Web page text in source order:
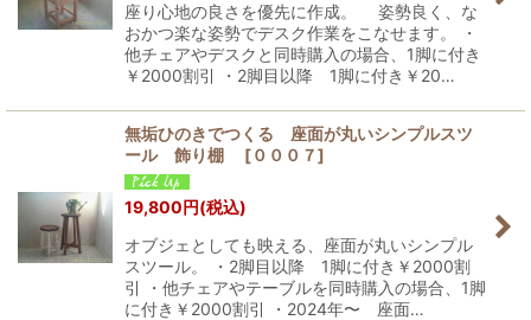
座り心地の良さを優先に作成。 姿勢良く、な
おかつ楽な姿勢でデスク作業をこなせます。 ・
他チェアやデスクと同時購入の場合、1脚に付き
￥2000割引 ・2脚目以降 1脚に付き￥20…
無垢ひのきでつくる 座面が丸いシンプルスツ
ール 飾り棚
[０００７]
19,800円(税込)
オブジェとしても映える、座面が丸いシンプル
スツール。 ・2脚目以降 1脚に付き￥2000割
引 ・他チェアやテーブルを同時購入の場合、1脚
に付き￥2000割引 ・2024年〜 座面…